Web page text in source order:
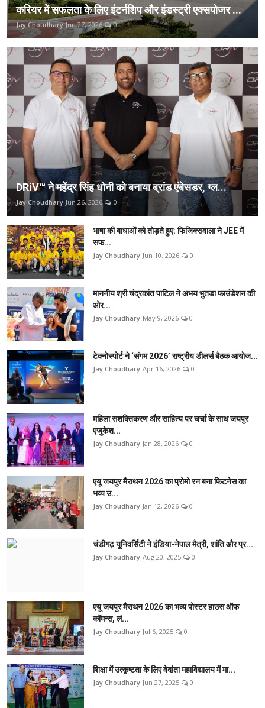
करियर में सफलता के लिए इंटर्नशिप और इंडस्ट्री एक्सपोजर ...
Jay Choudhary Jun 27, 2026 0
DRiV™ ने महेंद्र सिंह धोनी को बनाया ब्रांड एंबेसडर, ग्ल...
Jay Choudhary Jun 26, 2026 0
भाषा की बाधाओं को तोड़ते हुए: फिजिक्सवाला ने JEE में
सफ...
Jay Choudhary Jun 10, 2026 0
माननीय श्री चंद्रकांत पाटिल ने अभय भुतडा फाउंडेशन की
ओर...
Jay Choudhary May 9, 2026 0
टेक्नोस्पोर्ट ने ‘संगम 2026’ राष्ट्रीय डीलर्स बैठक आयोज...
Jay Choudhary Apr 16, 2026 0
महिला सशक्तिकरण और साहित्य पर चर्चा के साथ जयपुर
एजुकेश...
Jay Choudhary Jan 28, 2026 0
एयू जयपुर मैराथन 2026 का प्रोमो रन बना फिटनेस का
भव्य उ...
Jay Choudhary Jan 12, 2026 0
चंडीगढ़ यूनिवर्सिटी ने इंडिया-नेपाल मैत्री, शांति और प्र...
Jay Choudhary Aug 20, 2025 0
एयू जयपुर मैराथन 2026 का भव्य पोस्टर हाउस ऑफ
कॉमन्स, लं...
Jay Choudhary Jul 6, 2025 0
शिक्षा में उत्कृष्टता के लिए वेदांता महाविद्यालय में मा...
Jay Choudhary Jun 27, 2025 0